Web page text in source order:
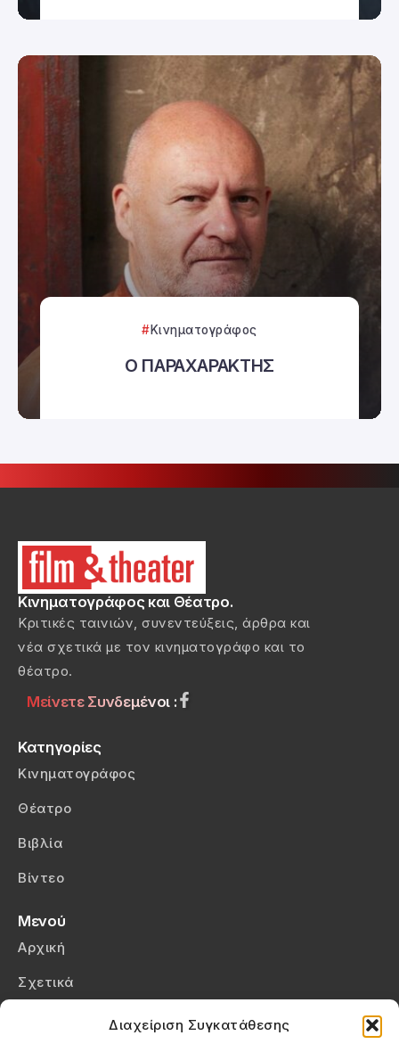
Διαχείριση Συγκατάθεσης
Κινηματογράφος
Ο ΠΑΡΑΧΑΡΑΚΤΗΣ
Κινηματογράφος και Θέατρο.
Κριτικές ταινιών, συνεντεύξεις, άρθρα και
νέα σχετικά με τον κινηματογράφο και το
θέατρο.
Μείνετε Συνδεμένοι :
Κατηγορίες
Κινηματογράφος
Θέατρο
Βιβλία
Βίντεο
Μενού
Αρχική
Σχετικά